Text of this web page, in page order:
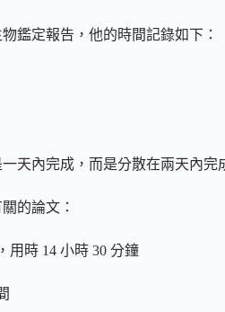
鑑定報告，他的時間記錄如下：
天內完成，而是分散在兩天內完
的論文：
用時 14 小時 30 分鐘